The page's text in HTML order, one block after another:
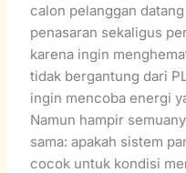
calon pelanggan
penasaran sekaligus
karena ingin
tidak bergantung dari
ingin mencoba energi
Namun hampir
sama: apakah sistem
cocok untuk kondisi